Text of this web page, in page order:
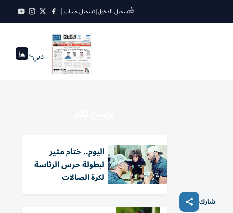
تسجيل الدخول|تسجيل حساب
دبي--°
شارك
اليوم.. ختام مثير
لبطولة حرس الرئاسة
لكرة الصالات